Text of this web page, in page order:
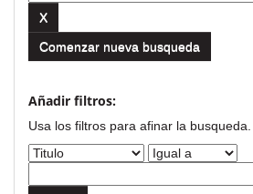
Comenzar nueva busqueda
Añadir filtros:
Usa los filtros para afinar la busqueda.